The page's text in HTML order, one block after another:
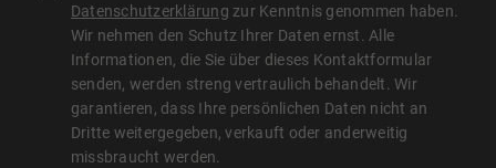
Datenschutzerklärung zur Kenntnis genommen haben.
Wir nehmen den Schutz Ihrer Daten ernst. Alle
Informationen, die Sie über dieses Kontaktformular
senden, werden streng vertraulich behandelt. Wir
garantieren, dass Ihre persönlichen Daten nicht an
Dritte weitergegeben, verkauft oder anderweitig
missbraucht werden.